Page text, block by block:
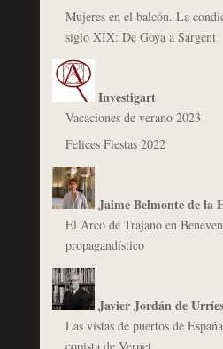
Mujeres en el balcón. La
siglo XIX: De Goya a Sargent
Investigart
Vacaciones de verano 2023
Felices Fiestas 2022
Jaime Belmonte de la
El Arco de Trajano en
propagandístico
Javier Jordán de Urríes
Las vistas de puertos de